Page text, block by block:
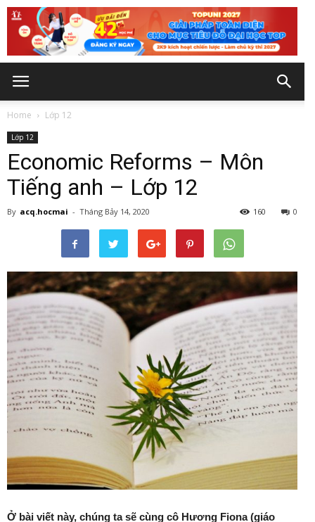
Home Lớp 12
Lớp 12
Economic Reforms – Môn
Tiếng anh – Lớp 12
By acq.hocmai - Tháng Bảy 14, 2020 0
160
Ở bài viết này, chúng ta sẽ cùng cô Hương Fiona (giáo